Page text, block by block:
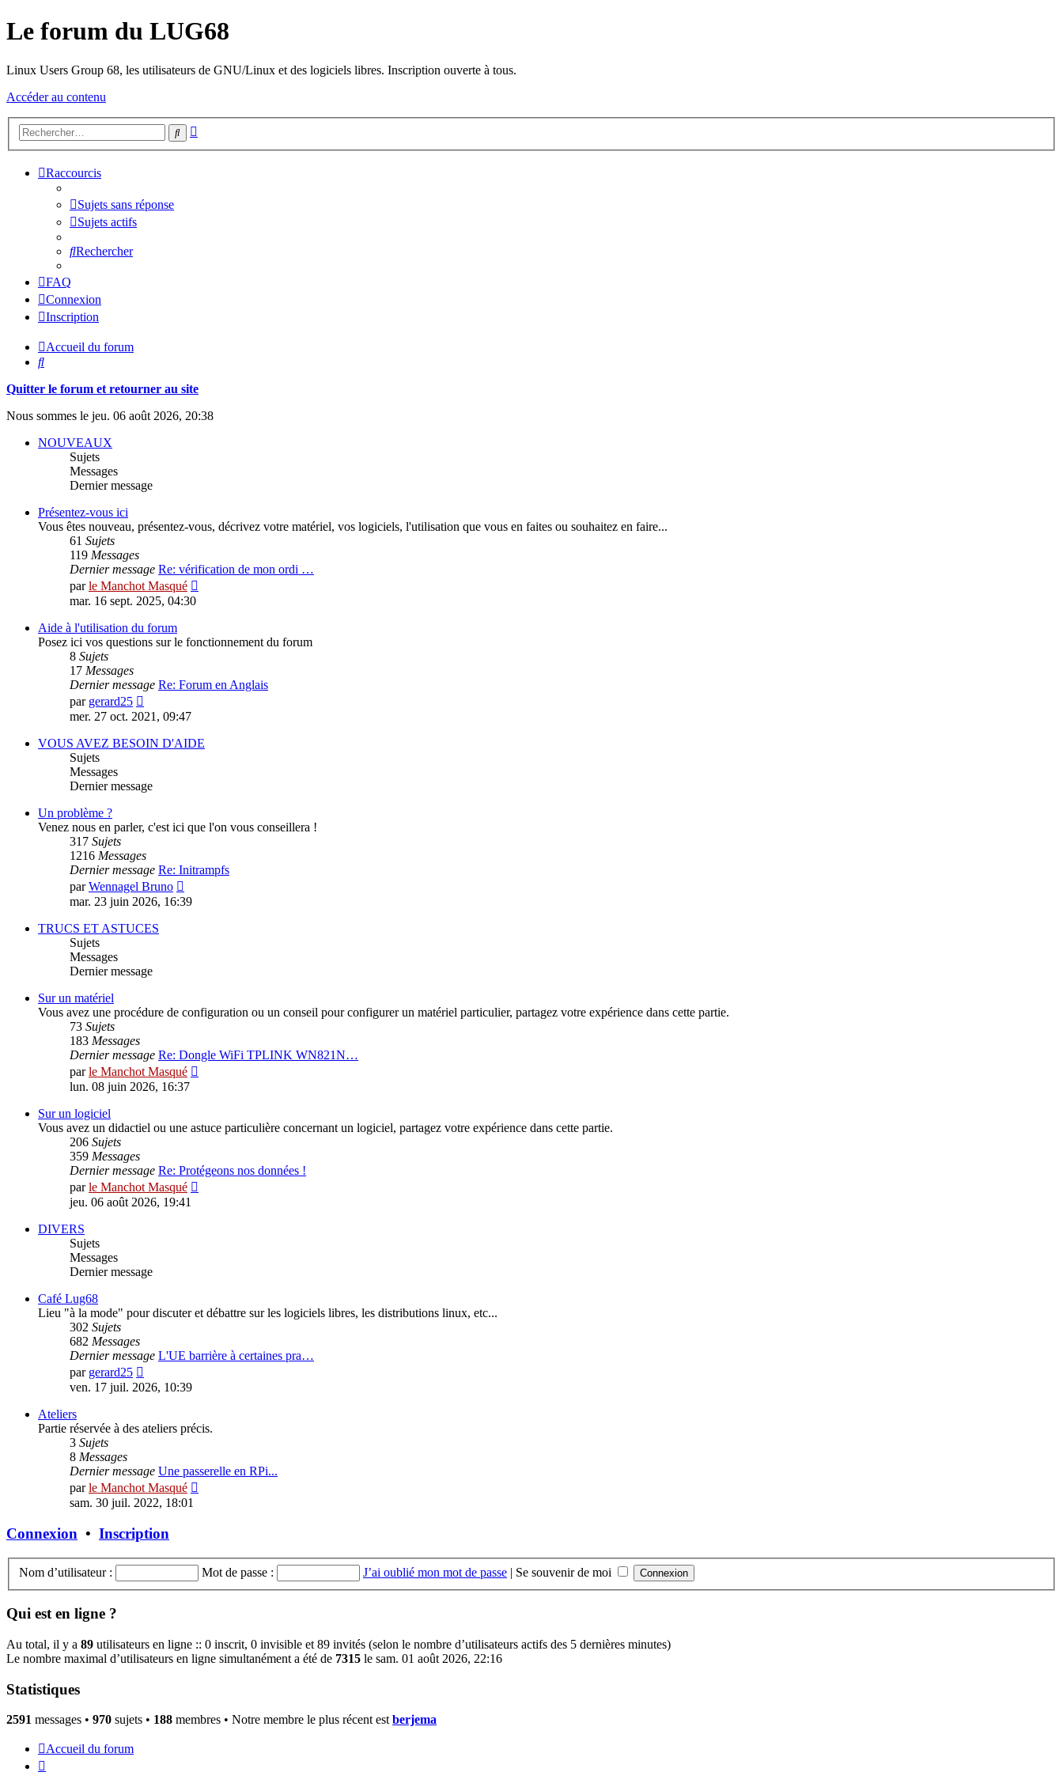
Le forum du LUG68
Linux Users Group 68, les utilisateurs de GNU/Linux et des logiciels libres. Inscription ouverte à tous.
Accéder au contenu
Rechercher
Raccourcis
Sujets sans réponse
Sujets actifs
Rechercher
FAQ
Connexion
Inscription
Accueil du forum
Rechercher
Quitter le forum et retourner au site
Nous sommes le jeu. 06 août 2026, 20:38
NOUVEAUX
Sujets
Messages
Dernier message
Présentez-vous ici
Vous êtes nouveau, présentez-vous, décrivez votre matériel, vos logiciels, l'utilisation que vous en faites ou souhaitez en faire...
61 Sujets
119 Messages
Dernier message Re: vérification de mon ordi …
parle Manchot Masqué
mar. 16 sept. 2025, 04:30
Aide à l'utilisation du forum
Posez ici vos questions sur le fonctionnement du forum
8 Sujets
17 Messages
Dernier message Re: Forum en Anglais
par gerard25
le
message
mer. 27 oct. 2021, 09:47
VOUS AVEZ BESOIN D'AIDE
Sujets
Messages
Dernier message
Un problème ?
Venez nous en parler, c'est ici que l'on vous conseillera !
317 Sujets
1216 Messages
Dernier message Re: Initrampfs
parWennagel Bruno
le
mar. 23 juin 2026, 16:39
TRUCS ET ASTUCES
Sujets
Messages
Dernier message
Sur un matériel
Vous avez une procédure de configuration ou un conseil pour configurer un matériel particulier, partagez votre expérience dans cette partie.
73 Sujets
183 Messages
Dernier message Re: Dongle WiFi TPLINK WN821N…
parle Manchot Masqué
lun. 08 juin 2026, 16:37
Sur un logiciel
Vous avez un didactiel ou une astuce particulière concernant un logiciel, partagez votre expérience dans cette partie.
206 Sujets
359 Messages
Dernier message Re: Protégeons nos données !
parle Manchot Masqué
jeu. 06 août 2026, 19:41
DIVERS
Sujets
Messages
Dernier message
Café Lug68
Lieu "à la mode" pour discuter et débattre sur les logiciels libres, les distributions linux, etc...
302 Sujets
682 Messages
Dernier message L'UE barrière à certaines pra…
par gerard25
le
ven. 17 juil. 2026, 10:39
Ateliers
Partie réservée à des ateliers précis.
3 Sujets
8 Messages
Dernier message Une passerelle en RPi...
parle Manchot Masqué
sam. 30 juil. 2022, 18:01
Connexion • Inscription
Nom d’utilisateur : Mot de passe : J’ai oublié mon mot de passe | Se souvenir de moi
Qui est en ligne ?
Au total, il y a 89 utilisateurs en ligne :: 0 inscrit, 0 invisible et 89 invités (selon le nombre d’utilisateurs actifs des 5 dernières minutes)
Le nombre maximal d’utilisateurs en ligne simultanément a été de 7315 le sam. 01 août 2026, 22:16
Statistiques
2591 messages • 970 sujets • 188 membres • Notre membre le plus récent est berjema
Accueil du forum